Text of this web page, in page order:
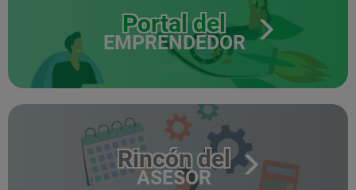
Portal del
EMPRENDEDOR
Rincón del
ASESOR